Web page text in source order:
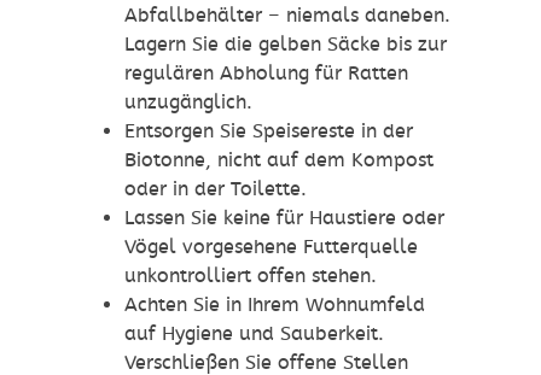
Abfallbehälter – niemals daneben.
Lagern Sie die gelben Säcke bis zur
regulären Abholung für Ratten
unzugänglich.
Entsorgen Sie Speisereste in der
Biotonne, nicht auf dem Kompost
oder in der Toilette.
Lassen Sie keine für Haustiere oder
Vögel vorgesehene Futterquelle
unkontrolliert offen stehen.
Achten Sie in Ihrem Wohnumfeld
auf Hygiene und Sauberkeit.
Verschließen Sie offene Stellen